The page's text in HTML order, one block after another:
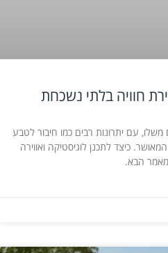
חוויה בלתי נשכחת
עם יתרונות רבים כמו חיבור לטבע
כיצד לתכנן לוגיסטיקה ואווירה
הבא.